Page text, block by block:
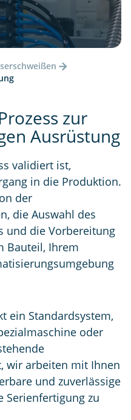
zur
Ausrüstung
validiert ist,
in die Produktion.
der
die Auswahl des
und die Vorbereitung
Bauteil, Ihrem
ein Standardsystem,
oder
wir arbeiten mit Ihnen
und zuverlässige
Serienfertigung zu